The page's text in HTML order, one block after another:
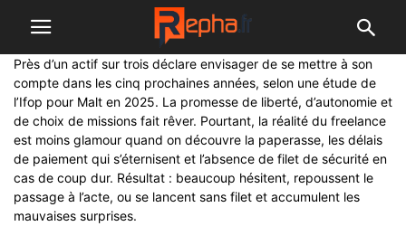
Près d’un actif sur trois déclare envisager de se mettre à son
compte dans les cinq prochaines années, selon une étude de
l’Ifop pour Malt en 2025. La promesse de liberté, d’autonomie et
de choix de missions fait rêver. Pourtant, la réalité du freelance
est moins glamour quand on découvre la paperasse, les délais
de paiement qui s’éternisent et l’absence de filet de sécurité en
cas de coup dur. Résultat : beaucoup hésitent, repoussent le
passage à l’acte, ou se lancent sans filet et accumulent les
mauvaises surprises.